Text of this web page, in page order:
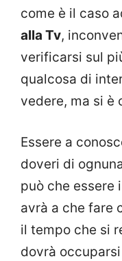
come è il caso
alla Tv,
verificarsi sul
qualcosa di
vedere, ma si è
Essere a
doveri di
può che essere
avrà a che fare
il tempo che si
dovrà